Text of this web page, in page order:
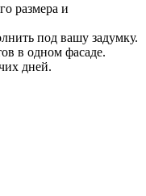
размера и
под вашу задумку.
в одном фасаде.
дней.